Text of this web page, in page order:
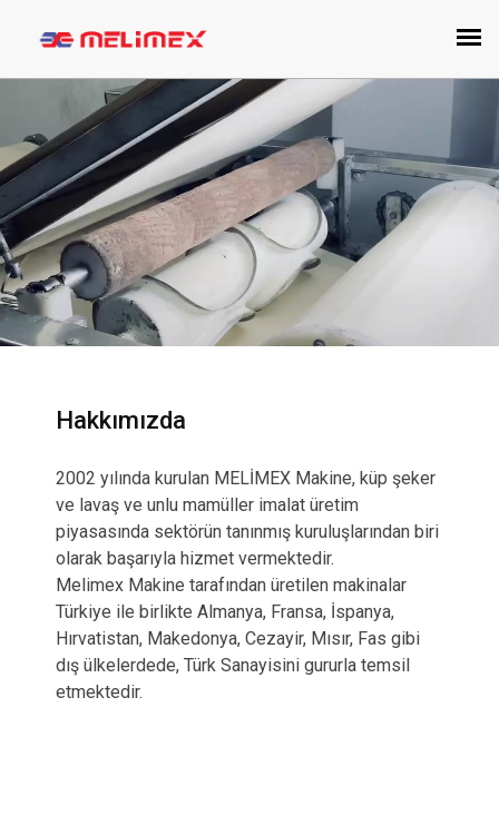
Hakkımızda
2002 yılında kurulan MELİMEX Makine, küp şeker
ve lavaş ve unlu mamüller imalat üretim
piyasasında sektörün tanınmış kuruluşlarından biri
olarak başarıyla hizmet vermektedir.
Melimex Makine tarafından üretilen makinalar
Türkiye ile birlikte Almanya, Fransa, İspanya,
Hırvatistan, Makedonya, Cezayir, Mısır, Fas gibi
dış ülkelerdede, Türk Sanayisini gururla temsil
etmektedir.